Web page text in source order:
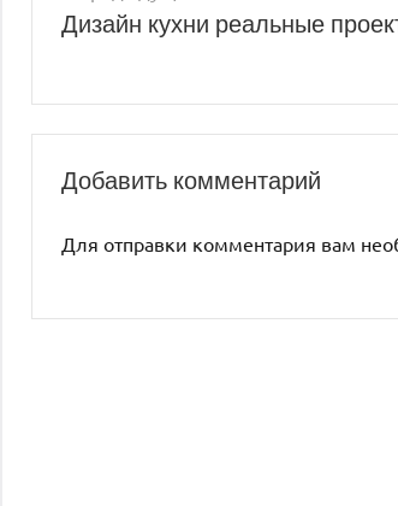
Навигация
записям
Дизайн кухни реальные
Добавить комментарий
Для отправки комментария вам